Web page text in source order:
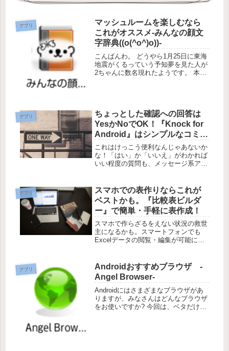
アプリ
マッシュルームを楽しむなら
これがオススメ-みんなの顔文
字辞典((o(^o^)o))-
こんばんわ。 どうやら1月25日に東海
地震がくるっていう予知夢を見た人が
2ちゃんに数名現れたようです。 本当
アプリ
ちょっとした確認への回答は
YesかNoでOK！『Knock for
Android』はシンプルなコミュ
ニケーションアプリだった
【これは便利！】
これはけっこう便利なんじゃあないか
な！「はい」か「いいえ」がわかれば
いい程度の質問も、メッセージ系アプ
んか？『Knock for Android』を使えば
そんな無駄な気遣い...
アプリ
スマホでの表作りならこれが
ベストかも。『比較表ビルダ
ー』で簡単・手軽に表作成！
スマホで作らざるをえない状況の救世
主になるかも。スマートフォンでも
Excelデータの閲覧・編集が可能にな
合）。『比較表ビルダー』はその名の
通り比較表作成に特...
アプリ
Androidおすすめブラウザ -
Angel Browser-
Androidにはさまざまなブラウザがあ
りますが、みなさんはどんなブラウザ
をお使いですか? 今回は、ベタだけど